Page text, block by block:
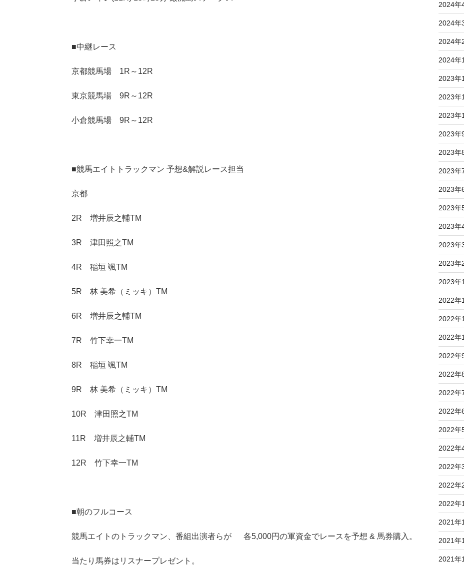
■中継レース
京都競馬場 1R～12R
東京競馬場 9R～12R
小倉競馬場 9R～12R
■競馬エイトトラックマン 予想&解説レース担当
京都
2R 増井辰之輔TM
3R 津田照之TM
4R 稲垣 颯TM
5R 林 美希（ミッキ）TM
6R 増井辰之輔TM
7R 竹下幸一TM
8R 稲垣 颯TM
9R 林 美希（ミッキ）TM
10R 津田照之TM
11R 増井辰之輔TM
12R 竹下幸一TM
■朝のフルコース
競馬エイトのトラックマン、番組出演者らが 各5,000円の軍資金でレースを予想 & 馬券購入。
当たり馬券はリスナープレゼント。
2024年
2024年
2024年
2024年
2023年
2023年
2023年
2023年
2023年
2023年
2023年
2023年
2023年
2023年
2023年
2023年
2022年
2022年
2022年
2022年
2022年
2022年
2022年
2022年
2022年
2022年
2022年
2022年
2021年
2021年
2021年